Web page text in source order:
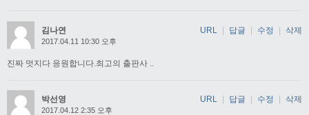
김나연
2017.04.11 10:30 오후
진짜 멋지다 응원합니다.최고의 출판사 ..
URL | 답글 | 수정 | 삭제
박선영
2017.04.12 2:35 오후
URL 답글 수정 삭제